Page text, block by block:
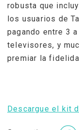
robusta que
los usuarios de
pagando entre 3
televisores, y
premiar la
Descargue el kit